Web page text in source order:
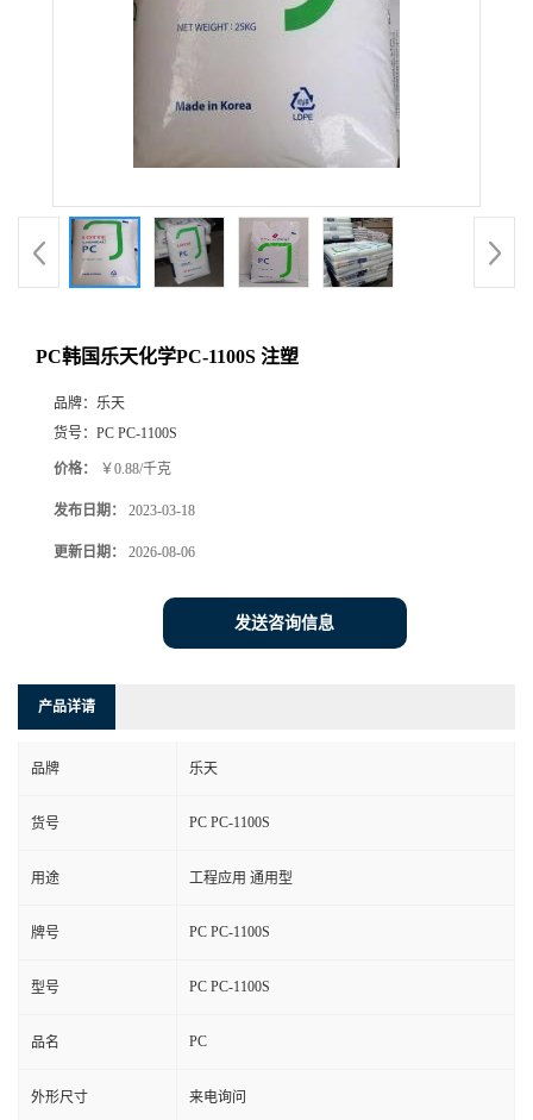
PC韩国乐天化学PC-1100S 注塑
品牌： 乐天
货号： PC PC-1100S
价格： ￥0.88/千克
发布日期： 2023-03-18
更新日期： 2026-08-06
发送咨询信息
产品详请
品牌 乐天
货号 PC PC-1100S
用途 工程应用 通用型
牌号 PC PC-1100S
型号 PC PC-1100S
品名 PC
外形尺寸 来电询问